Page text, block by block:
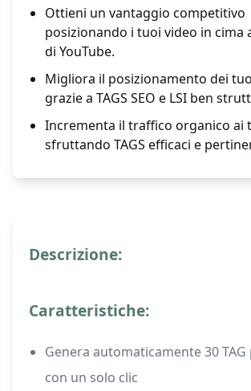
Ottieni un vantaggio competitivo
posizionando i tuoi video in cima
di YouTube.
Migliora il posizionamento dei
grazie a TAGS SEO e LSI ben
Incrementa il traffico organico ai
sfruttando TAGS efficaci e
Descrizione:
Caratteristiche:
Genera automaticamente 30 TAG
con un solo clic